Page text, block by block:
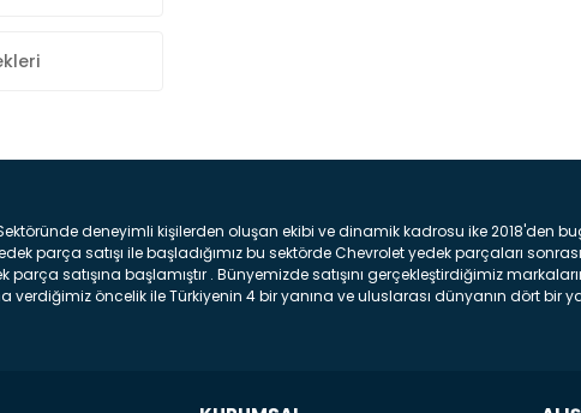
deneyimli kişilerden oluşan ekibi ve dinamik kadrosu ike 2018'den
parça satışı ile başladığımız bu sektörde Chevrolet yedek parçaları
parça satışına başlamıştır . Bünyemizde satışını gerçekleştirdiğimiz
verdiğimiz öncelik ile Türkiyenin 4 bir yanına ve uluslarası dünyanın dört bir
fikir sağlayacaktır. Ön Tampon : Aracınızın ön kısmında bulunan
sayesinde durmayı sağlayan aksam parçadır . Fren Diski : Aracımızın